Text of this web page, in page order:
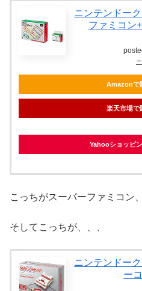
ニンテンドー
ファミコン
Amazonで
楽天市場で
Yahooショッピ
こっちがスーパーファミコン、
そしてこっちが、、、
ニンテンドー
ー